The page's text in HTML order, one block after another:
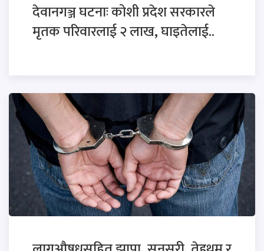
देवानगञ्ज घटनाः कोशी प्रदेश सरकारले
मृतक परिवारलाई २ लाख, घाइतेलाई..